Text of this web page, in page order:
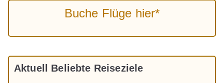
Buche Flüge hier*
Aktuell Beliebte Reiseziele